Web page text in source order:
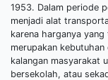
1953. Dalam periode
menjadi alat
karena harganya
merupakan
kalangan masyarakat
bersekolah, atau